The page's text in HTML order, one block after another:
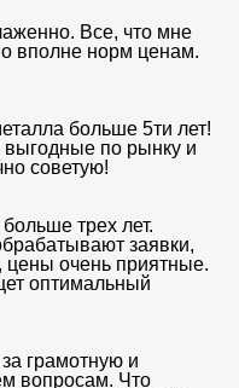
Все, что мне
вполне норм ценам.
больше 5ти лет!
по рынку и
советую!
трех лет.
заявки,
цены очень приятные.
оптимальный
грамотную и
вопросам. Что